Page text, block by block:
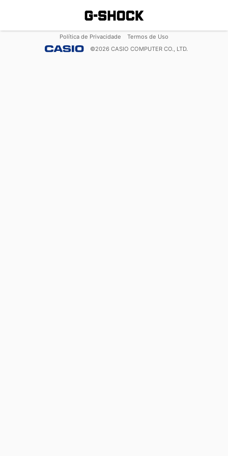
Política de Privacidade
Termos de Uso
©2026 CASIO COMPUTER CO., LTD.